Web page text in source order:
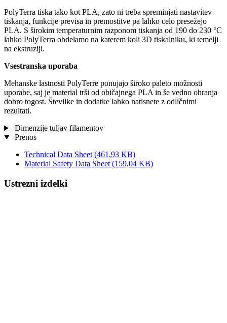
PolyTerra tiska tako kot PLA, zato ni treba spreminjati nastavitev
tiskanja, funkcije previsa in premostitve pa lahko celo presežejo
PLA. S širokim temperaturnim razponom tiskanja od 190 do 230 °C
lahko PolyTerra obdelamo na katerem koli 3D tiskalniku, ki temelji
na ekstruziji.
Vsestranska uporaba
Mehanske lastnosti PolyTerre ponujajo široko paleto možnosti
uporabe, saj je material trši od običajnega PLA in še vedno ohranja
dobro togost. Številke in dodatke lahko natisnete z odličnimi
rezultati.
Dimenzije tuljav filamentov
Prenos
Technical Data Sheet (461,93 KB)
Material Safety Data Sheet (159,04 KB)
Ustrezni izdelki